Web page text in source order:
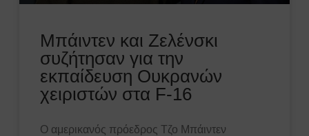
Μπάιντεν και Ζελένσκι
συζήτησαν για την
εκπαίδευση Ουκρανών
χειριστών στα F-16
Ο αμερικανός πρόεδρος Τζο Μπάιντεν